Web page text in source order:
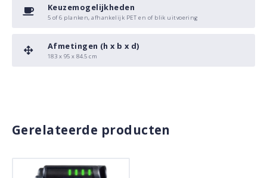
Keuzemogelijkheden
5 of 6 planken, afhankelijk PET en of blik uitvoering
Afmetingen (h x b x d)
183 x 95 x 84.5 cm
Gerelateerde producten